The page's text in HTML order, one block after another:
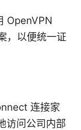
OpenVPN
，以便统一证
连接家
访问公司内部